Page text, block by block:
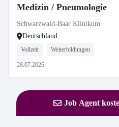
Medizin / Pneumologie
Schwarzwald-Baar Klinikum
Deutschland
Vollzeit Weiterbildungen
28.07.2026
Job Agent